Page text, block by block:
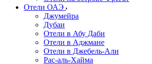
Отели ОАЭ
Джумейра
Дубаи
Отели в Абу Даби
Отели в Аджмане
Отели в Джебель-Али
Рас-аль-Хайма